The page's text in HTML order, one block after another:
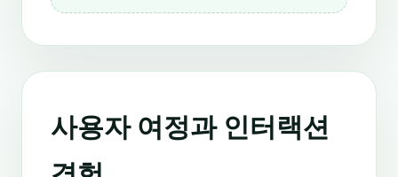
사용자 여정과 인터랙션